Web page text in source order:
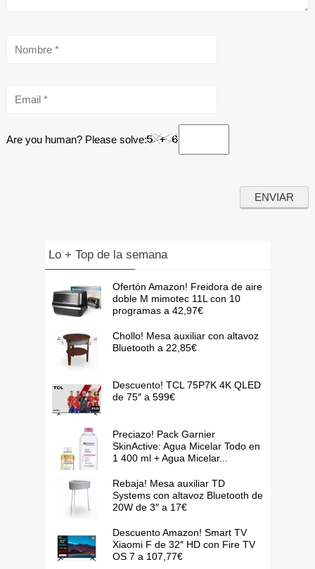
Are you human? Please solve:
Lo + Top de la semana
Ofertón Amazon! Freidora de aire
doble M mimotec 11L con 10
programas a 42,97€
Chollo! Mesa auxiliar con altavoz
Bluetooth a 22,85€
Descuento! TCL 75P7K 4K QLED
de 75″ a 599€
Preciazo! Pack Garnier
SkinActive: Agua Micelar Todo en
1 400 ml + Agua Micelar...
Rebaja! Mesa auxiliar TD
Systems con altavoz Bluetooth de
20W de 3″ a 17€
Descuento Amazon! Smart TV
Xiaomi F de 32″ HD con Fire TV
OS 7 a 107,77€